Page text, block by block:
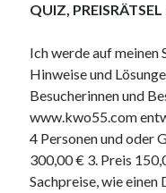
QUIZ,
Ich werde auf meinen
Hinweise und
Besucherinnen und
www.kwo55.com
4 Personen und oder
300,00 € 3. Preis
Sachpreise, wie